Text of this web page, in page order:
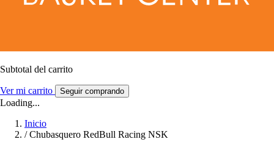
Subtotal del carrito
Ver mi carrito Seguir comprando
Loading...
Inicio
/ Chubasquero RedBull Racing NSK